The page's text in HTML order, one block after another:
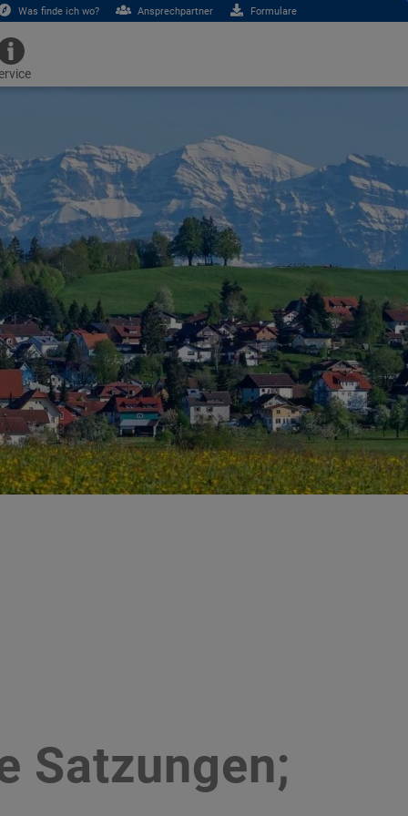
Was finde ich wo? Ansprechpartner Formulare
Satzungen;